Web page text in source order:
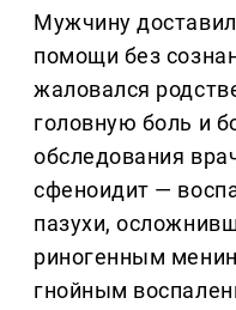
Мужчину
помощи без
жаловался
головную боль и
обследования
сфеноидит —
пазухи,
риногенным
гнойным